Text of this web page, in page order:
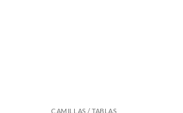
CAMILLAS / TABLAS